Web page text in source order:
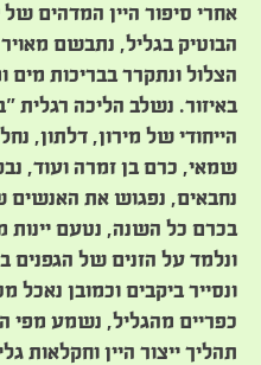
אחרי סיפור היין המדהים של
הבוטיק בגליל, נתבשם
הצלול ונתקרר בבריכות מים
באיזור. נשלב הליכה רגלית
הייחודי של מירון, דלתון,
שמאי, כרם בן זמרה ועוד,
נחבאים, נפגוש את
בכרם כל השנה, נטעם יינות
ונלמד על הזנים של הגפנים
ונסייר ביקבים וכמובן נאכל
כפריים מהגליל, נשמע מפי
תהליך ייצור היין וחקלאות